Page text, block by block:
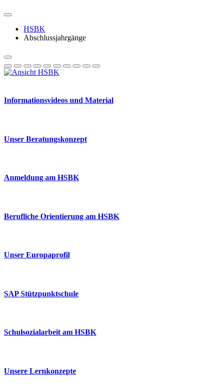
HSBK
Abschlussjahrgänge
Informationsvideos und Material
Unser Beratungskonzept
Anmeldung am HSBK
Berufliche Orientierung am HSBK
Unser Europaprofil
SAP Stützpunktschule
Schulsozialarbeit am HSBK
Unsere Lernkonzepte